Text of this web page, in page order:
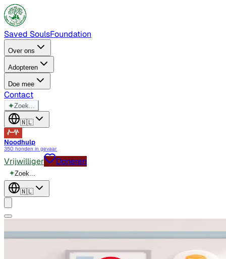
Saved SoulsFoundation
Over ons
Adopteren
Doe mee
Contact
✦Zoek...
🇳🇱
Noodhulp
350 honden in gevaar
Vrijwilliger Doneren
✦Zoek...
🇳🇱